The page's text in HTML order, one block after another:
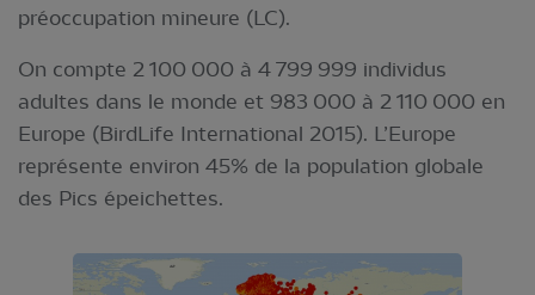
préoccupation mineure (LC).
On compte 2 100 000 à 4 799 999 individus
adultes dans le monde et 983 000 à 2 110 000 en
Europe (BirdLife International 2015). L’Europe
représente environ 45% de la population globale
des Pics épeichettes.